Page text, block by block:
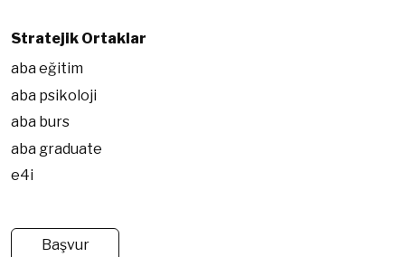
Stratejik Ortaklar
aba eğitim
aba psikoloji
aba burs
aba graduate
e4i
Başvur